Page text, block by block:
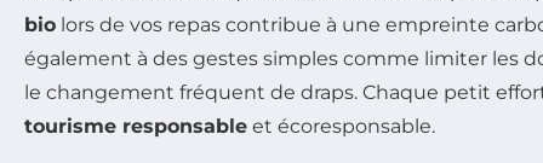
bio lors de vos repas contribue à une empreinte
également à des gestes simples comme limiter les
le changement fréquent de draps. Chaque petit
tourisme responsable et écoresponsable.